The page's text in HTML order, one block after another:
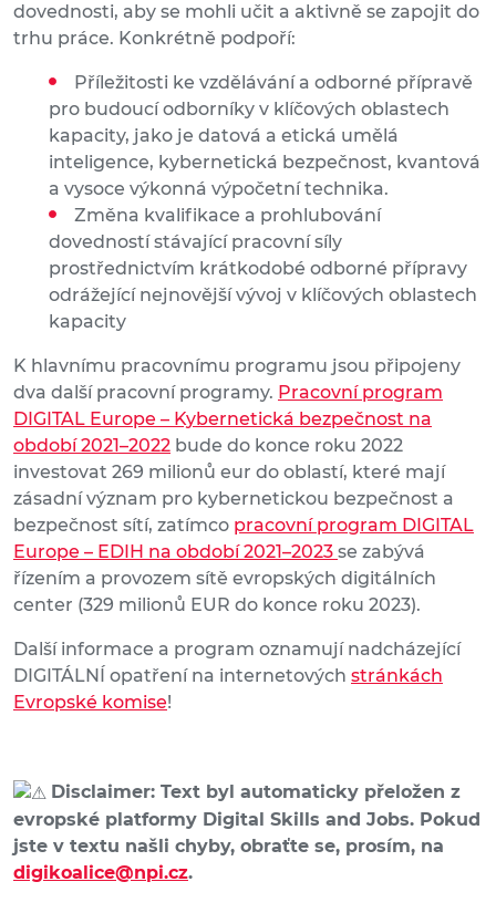
dovednosti, aby se mohli učit a aktivně se zapojit do
trhu práce. Konkrétně podpoří:
Příležitosti ke vzdělávání a odborné přípravě
pro budoucí odborníky v klíčových oblastech
kapacity, jako je datová a etická umělá
inteligence, kybernetická bezpečnost, kvantová
a vysoce výkonná výpočetní technika.
Změna kvalifikace a prohlubování
dovedností stávající pracovní síly
prostřednictvím krátkodobé odborné přípravy
odrážející nejnovější vývoj v klíčových oblastech
kapacity
K hlavnímu pracovnímu programu jsou připojeny
dva další pracovní programy. Pracovní program
DIGITAL Europe – Kybernetická bezpečnost na
období 2021–2022 bude do konce roku 2022
investovat 269 milionů eur do oblastí, které mají
zásadní význam pro kybernetickou bezpečnost a
bezpečnost sítí, zatímco pracovní program DIGITAL
Europe – EDIH na období 2021–2023 se zabývá
řízením a provozem sítě evropských digitálních
center (329 milionů EUR do konce roku 2023).
Další informace a program oznamují nadcházející
DIGITÁLNÍ opatření na internetových stránkách
Evropské komise!
Disclaimer: Text byl automaticky přeložen z
evropské platformy Digital Skills and Jobs. Pokud
jste v textu našli chyby, obraťte se, prosím, na
digikoalice@npi.cz.